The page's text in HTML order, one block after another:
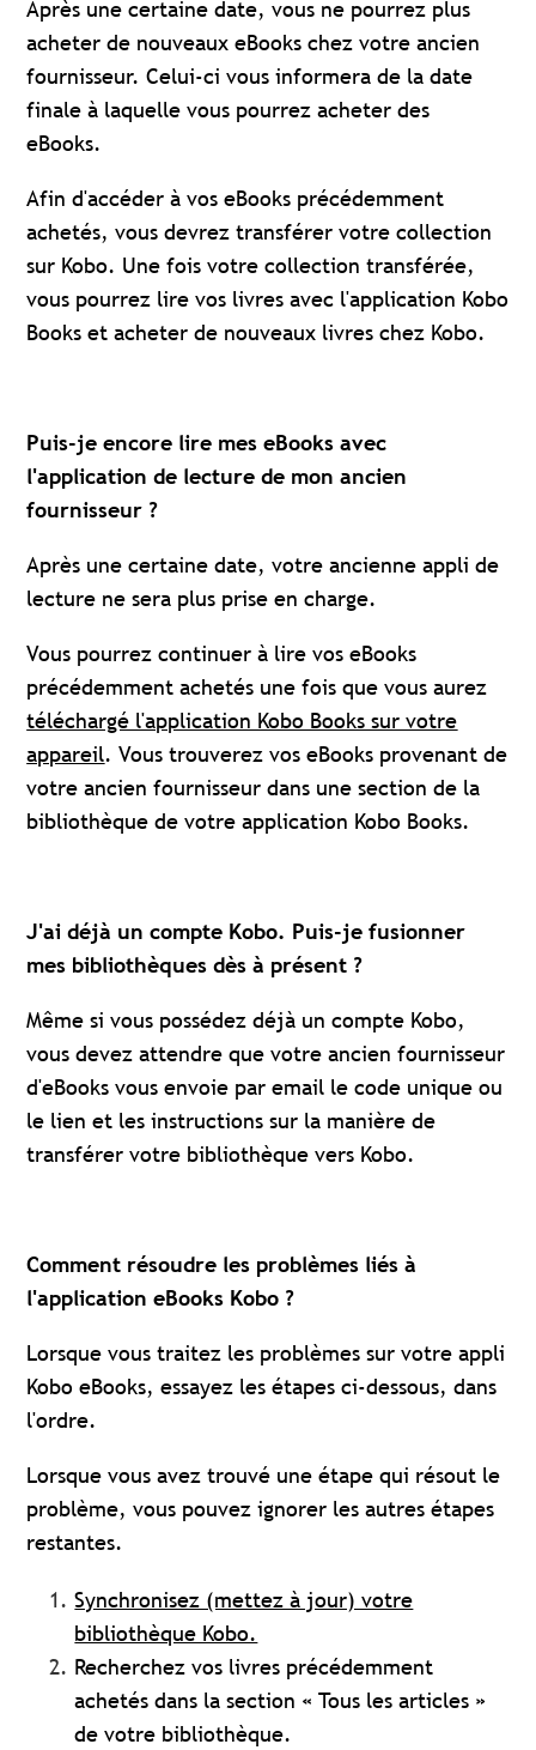
Après une certaine date, vous ne pourrez plus
acheter de nouveaux eBooks chez votre ancien
fournisseur. Celui-ci vous informera de la date
finale à laquelle vous pourrez acheter des
eBooks.
Afin d'accéder à vos eBooks précédemment
achetés, vous devrez transférer votre collection
sur Kobo. Une fois votre collection transférée,
vous pourrez lire vos livres avec l'application Kobo
Books et acheter de nouveaux livres chez Kobo.
Puis-je encore lire mes eBooks avec
l'application de lecture de mon ancien
fournisseur ?
Après une certaine date, votre ancienne appli de
lecture ne sera plus prise en charge.
Vous pourrez continuer à lire vos eBooks
précédemment achetés une fois que vous aurez
téléchargé l'application Kobo Books sur votre
appareil. Vous trouverez vos eBooks provenant de
votre ancien fournisseur dans une section de la
bibliothèque de votre application Kobo Books.
J'ai déjà un compte Kobo. Puis-je fusionner
mes bibliothèques dès à présent ?
Même si vous possédez déjà un compte Kobo,
vous devez attendre que votre ancien fournisseur
d'eBooks vous envoie par email le code unique ou
le lien et les instructions sur la manière de
transférer votre bibliothèque vers Kobo.
Comment résoudre les problèmes liés à
l'application eBooks Kobo ?
Lorsque vous traitez les problèmes sur votre appli
Kobo eBooks, essayez les étapes ci-dessous, dans
l'ordre.
Lorsque vous avez trouvé une étape qui résout le
problème, vous pouvez ignorer les autres étapes
restantes.
Synchronisez (mettez à jour) votre
bibliothèque Kobo.
Recherchez vos livres précédemment
achetés dans la section « Tous les articles »
de votre bibliothèque.